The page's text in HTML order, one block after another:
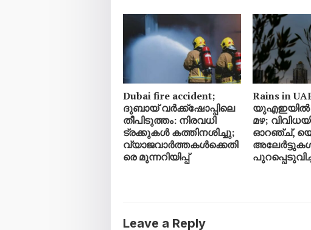
Dubai fire accident;
ദുബായ് വർക്ക്‌ഷോപ്പിലെ
തീപിടുത്തം: നിരവധി
ട്രക്കുകൾ കത്തിനശിച്ചു;
വ്യാജവാർത്തകൾക്കെതി
രെ മുന്നറിയിപ്പ്
Rains in
യുഎഇയിൽ
മഴ;
ഓറഞ്ച്,
Leave a Reply